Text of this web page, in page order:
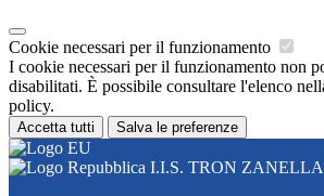
Cookie necessari per il funzionamento
I cookie necessari per il funzionamento non
disabilitati. È possibile consultare l'elenco
policy.
Accetta tutti Salva le preferenze
I.I.S. TRON